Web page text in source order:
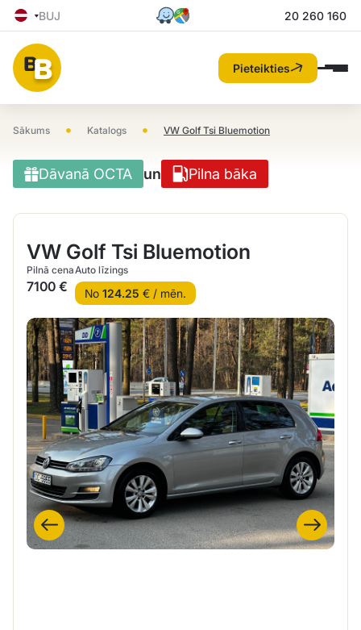
BUJ 20 260 160
Pieteikties
Sākums • Katalogs • VW Golf Tsi Bluemotion
Dāvanā OCTA un Pilna bāka
VW Golf Tsi Bluemotion
Pilnā cena
7100 €
Auto līzings
No 124.25 € / mēn.